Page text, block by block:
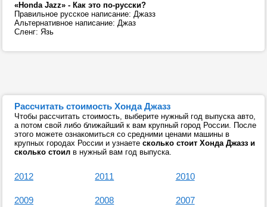
«Honda Jazz» - Как это по-русски?
Правильное русское написание: Джазз
Альтернативное написание: Джаз
Сленг: Язь
Рассчитать стоимость Хонда Джазз
Чтобы рассчитать стоимость, выберите нужный год выпуска авто,
а потом свой либо ближайший к вам крупный город России. После
этого можете ознакомиться со средними ценами машины в
крупных городах России и узнаете сколько стоит Хонда Джазз и
сколько стоил в нужный вам год выпуска.
2012 2011 2010
2009 2008 2007